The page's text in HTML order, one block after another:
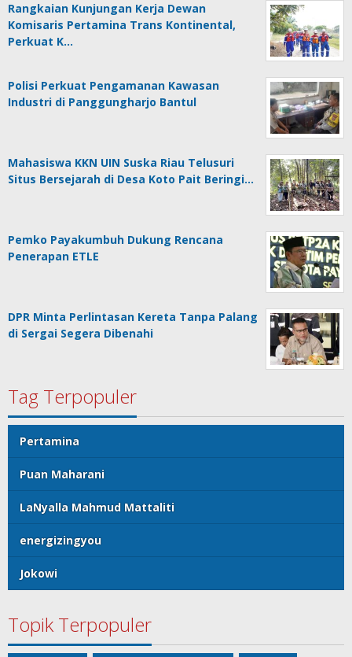
Rangkaian Kunjungan Kerja Dewan
Komisaris Pertamina Trans Kontinental,
Perkuat K…
Polisi Perkuat Pengamanan Kawasan
Industri di Panggungharjo Bantul
Mahasiswa KKN UIN Suska Riau Telusuri
Situs Bersejarah di Desa Koto Pait Beringi…
Pemko Payakumbuh Dukung Rencana
Penerapan ETLE
DPR Minta Perlintasan Kereta Tanpa Palang
di Sergai Segera Dibenahi
Tag Terpopuler
Pertamina
Puan Maharani
LaNyalla Mahmud Mattaliti
energizingyou
Jokowi
Topik Terpopuler